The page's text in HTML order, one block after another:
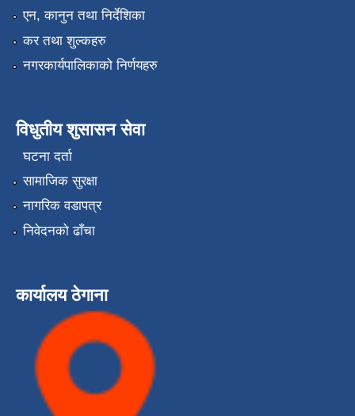
एन, कानुन तथा निर्देशिका
कर तथा शुल्कहरु
नगरकार्यपालिकाको निर्णयहरु
विधुतीय शुसासन सेवा
घटना दर्ता
सामाजिक सुरक्षा
नागरिक वडापत्र
निवेदनको ढाँचा
कार्यालय ठेगाना